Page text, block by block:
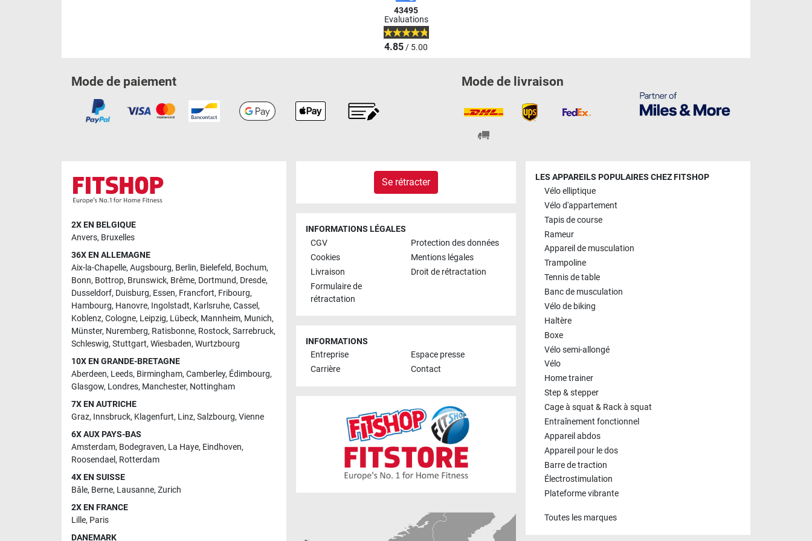
43495
Evaluations
4.85/ 5.00
Mode de paiement Mode de livraison
2X EN BELGIQUE
Anvers, Bruxelles
36X EN ALLEMAGNE
Aix-la-Chapelle, Augsbourg, Berlin, Bielefeld, Bochum,
Bonn, Bottrop, Brunswick, Brême, Dortmund, Dresde,
Dusseldorf, Duisburg, Essen, Francfort, Fribourg,
Hambourg, Hanovre, Ingolstadt, Karlsruhe, Cassel,
Koblenz, Cologne, Leipzig, Lübeck, Mannheim, Munich,
Münster, Nuremberg, Ratisbonne, Rostock, Sarrebruck,
Schleswig, Stuttgart, Wiesbaden, Wurtzbourg
10X EN GRANDE-BRETAGNE
Aberdeen, Leeds, Birmingham, Camberley, Édimbourg,
Glasgow, Londres, Manchester, Nottingham
7X EN AUTRICHE
Graz, Innsbruck, Klagenfurt, Linz, Salzbourg, Vienne
6X AUX PAYS-BAS
Amsterdam, Bodegraven, La Haye, Eindhoven,
Roosendael, Rotterdam
4X EN SUISSE
Bâle, Berne, Lausanne, Zurich
2X EN FRANCE
Lille, Paris
DANEMARK
Se rétracter
INFORMATIONS LÉGALES
CGV
Protection des données
Cookies
Mentions légales
Livraison
Droit de rétractation
Formulaire de
rétractation
INFORMATIONS
Entreprise
Espace presse
Carrière
Contact
LES APPAREILS POPULAIRES CHEZ FITSHOP
Vélo elliptique
Vélo d'appartement
Tapis de course
Rameur
Appareil de musculation
Trampoline
Tennis de table
Banc de musculation
Vélo de biking
Haltère
Boxe
Vélo semi-allongé
Vélo
Home trainer
Step & stepper
Cage à squat & Rack à squat
Entraînement fonctionnel
Appareil abdos
Appareil pour le dos
Barre de traction
Électrostimulation
Plateforme vibrante
Toutes les marques